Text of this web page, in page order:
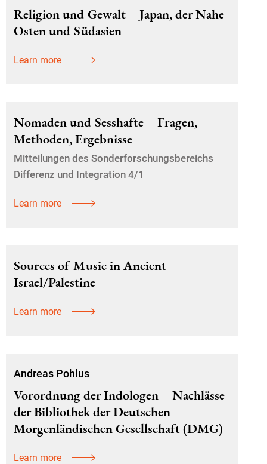
Religion und Gewalt – Japan, der Nahe
Osten und Südasien
Learn more
Nomaden und Sesshafte – Fragen,
Methoden, Ergebnisse
Mitteilungen des Sonderforschungsbereichs
Differenz und Integration 4/1
Learn more
Sources of Music in Ancient
Israel/Palestine
Learn more
Andreas Pohlus
Vorordnung der Indologen – Nachlässe
der Bibliothek der Deutschen
Morgenländischen Gesellschaft (DMG)
Learn more